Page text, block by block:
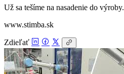
Už sa tešíme na nasadenie do výroby.
www.stimba.sk
Zdieľať